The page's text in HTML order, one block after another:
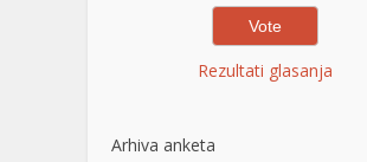
Rezultati glasanja
Arhiva anketa